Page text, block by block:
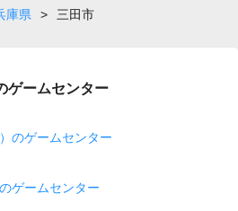
庫県 > 三田市
ゲームセンター
のゲームセンター
ゲームセンター